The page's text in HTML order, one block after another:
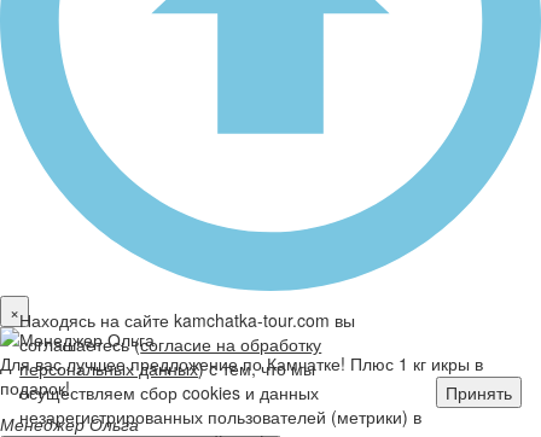
×
Для вас лучшее предложение по Камчатке! Плюс 1 кг икры в
подарок!
Менеджер Ольга
Находясь на сайте kamchatka-tour.com вы
соглашаетесь (согласие на обработку
персональных данных) с тем, что мы
осуществляем сбор cookies и данных
незарегистрированных пользователей (метрики) в
Принять